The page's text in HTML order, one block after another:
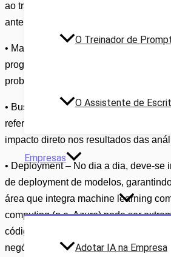
O Treinador de
O Assistente de
Empresas
Adotar IA na Empresa
ao trabalho de um data scientist. Isso
anteriormente;
• Machine Learning – Agora sim! É
programação mais utilizadas. É
problema de negócio para um
• Business Intelligence – Embora
refere-se ao processo de recolha,
impacto direto nos resultados das
• Deployment – No dia a dia, deve-
de deployment de modelos,
área que integra machine learning
computing (p.e. Azure) pode ser
código, através do uso de
negócio.